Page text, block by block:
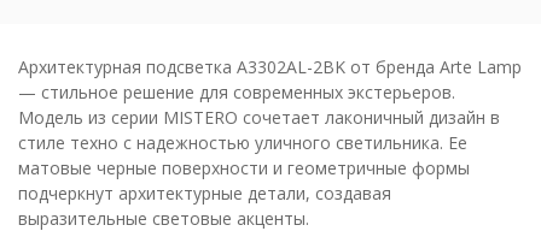
Архитектурная подсветка A3302AL-2BK от бренда Arte Lamp
— стильное решение для современных экстерьеров.
Модель из серии MISTERO сочетает лаконичный дизайн в
стиле техно с надежностью уличного светильника. Ее
матовые черные поверхности и геометричные формы
подчеркнут архитектурные детали, создавая
выразительные световые акценты.